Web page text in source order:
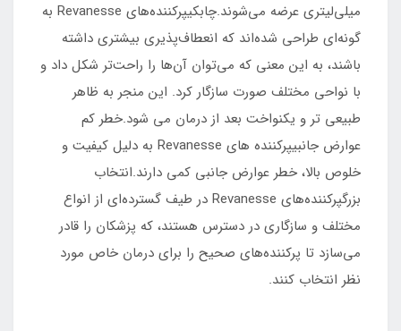
میلی‌لیتری عرضه می‌شوند.چابکیپرکننده‌های Revanesse به
گونه‌ای طراحی شده‌اند که انعطاف‌پذیری بیشتری داشته
باشند، به این معنی که می‌توان آن‌ها را راحت‌تر شکل داد و
با نواحی مختلف صورت سازگار کرد. این منجر به ظاهر
طبیعی تر و یکنواخت بعد از درمان می شود.خطر کم
عوارض جانبیپرکننده های Revanesse به دلیل کیفیت و
خلوص بالا، خطر عوارض جانبی کمی دارند.انتخاب
بزرگپرکننده‌های Revanesse در طیف گسترده‌ای از انواع
مختلف و سازگاری در دسترس هستند، که پزشکان را قادر
می‌سازد تا پرکننده‌های صحیح را برای درمان خاص مورد
نظر انتخاب کنند.